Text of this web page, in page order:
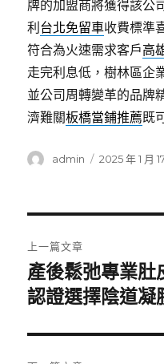
牌的加盟商將獲得該公
利 台北免留車收費標準
符合為火速需求客戶高
走完利息低，樹林區企
並公司周轉變革的品牌
濟難關板橋當鋪推薦既
作
admin
發
2025 年 1 月
章
導
覽
上一篇文章
上
一
文
章:
產後鬆弛專業
認證選擇陰道凝